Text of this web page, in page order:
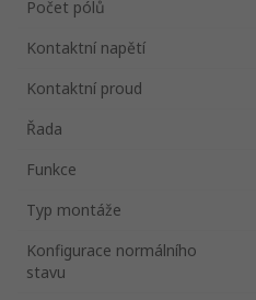
Počet pólů
Kontaktní napětí
Kontaktní proud
Řada
Funkce
Typ montáže
Konfigurace normálního
stavu